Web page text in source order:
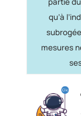
qu’à
mesures